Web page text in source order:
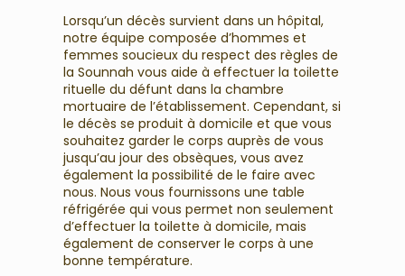
Lorsqu’un décès survient dans un hôpital,
notre équipe composée d’hommes et
femmes soucieux du respect des règles de
la Sounnah vous aide à effectuer la toilette
rituelle du défunt dans la chambre
mortuaire de l’établissement. Cependant, si
le décès se produit à domicile et que vous
souhaitez garder le corps auprès de vous
jusqu’au jour des obsèques, vous avez
également la possibilité de le faire avec
nous. Nous vous fournissons une table
réfrigérée qui vous permet non seulement
d’effectuer la toilette à domicile, mais
également de conserver le corps à une
bonne température.